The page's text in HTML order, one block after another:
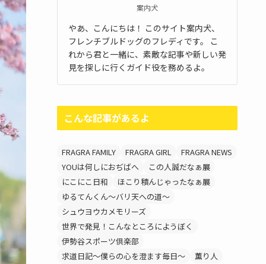
案内犬
やあ、こんにちは！ このサイト案内犬、
フレンチブルドッグのフレディです。 こ
れから君と一緒に、素敵な記事や新しい発
見を探しに行くガイド役を務めるよ。
こんな記事があるよ
FRAGRA FAMILY FRAGRA GIRL
FRAGRA NEWS
YOUは何しにおぢばへ
この人誠だなぁ展
にこにこ日和
ほこり積んじゃったなぁ展
ゆるてんくん～バリ天への道～
シュウヨウカメモリーズ
世界で発見！こんなところにようぼく
伊勢谷スポーツ倶楽部
求道日記～僕らの心を澄ます毎日～
薫り人